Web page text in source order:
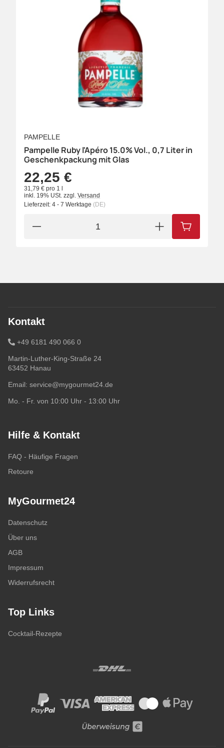
PAMPELLE
Pampelle Ruby l'Apéro 15.0% Vol., 0,7 Liter in
Geschenkpackung mit Glas
22,25 €
31,79 € pro 1 l
inkl. 19% USt. zzgl. Versand
Lieferzeit: 4 - 7 Werktage (DE)
IN DEN
Kontakt
+49 6181 490 066 0
Martin-Luther-King-Straße 24
63452 Hanau
Email: service@mygourmet24.de
Mo. - Fr. von 10:00 Uhr - 13:00 Uhr
Hilfe & Kontakt
FAQ - Häufige Fragen
Retoure
MyGourmet24
Datenschutz
Über uns
AGB
Impressum
Widerrufsrecht
Top Links
Cocktail-Rezepte